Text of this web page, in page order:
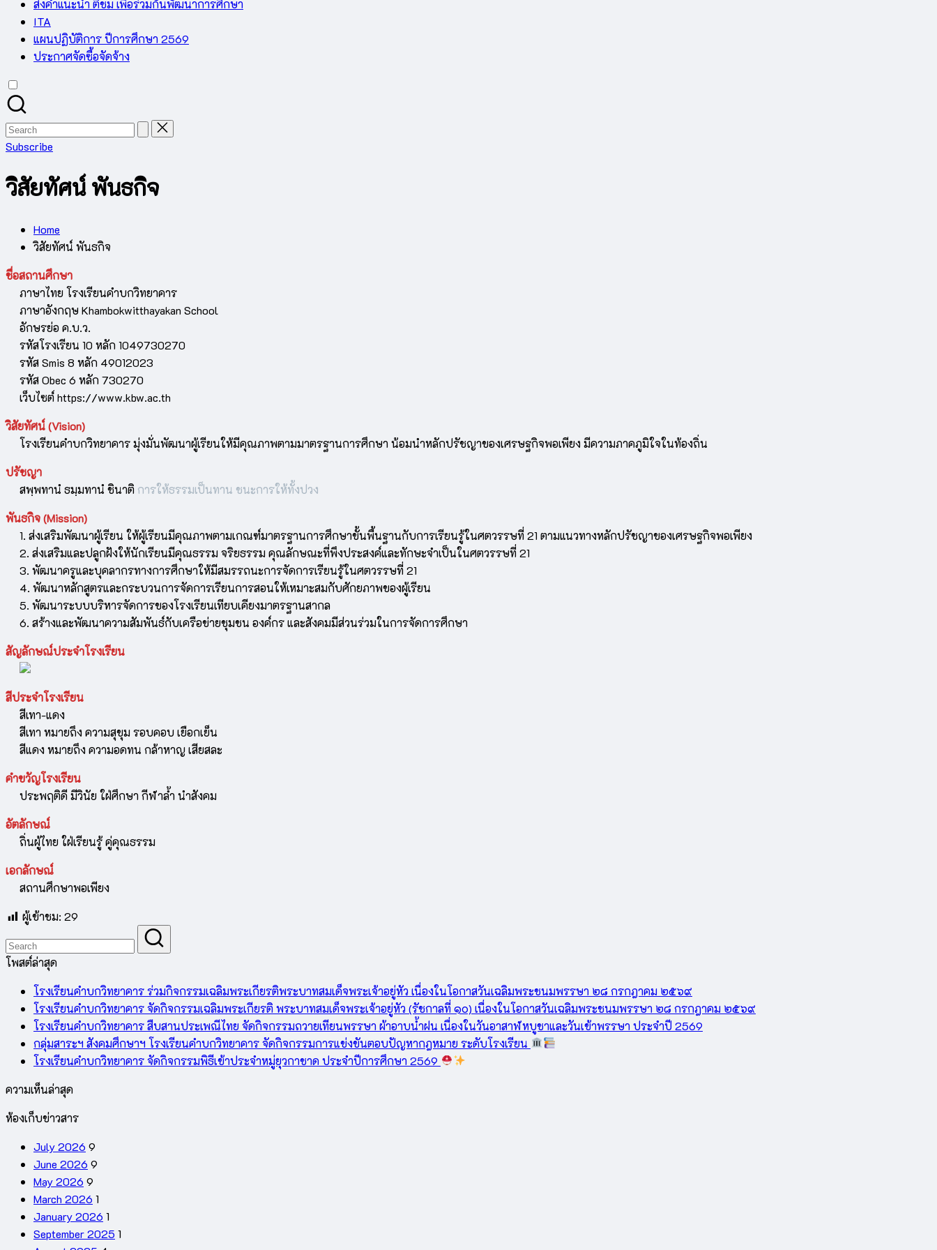
ส่งคำแนะนำ ติชม เพื่อร่วมกันพัฒนาการศึกษา
ITA
แผนปฏิบัติการ ปีการศึกษา 2569
ประกาศจัดซื้อจัดจ้าง
Search
for:
Subscribe
วิสัยทัศน์ พันธกิจ
Home
วิสัยทัศน์ พันธกิจ
ชื่อสถานศึกษา
ภาษาไทย โรงเรียนคำบกวิทยาคาร
ภาษาอังกฤษ Khambokwitthayakan School
อักษรย่อ ค.บ.ว.
รหัสโรงเรียน 10 หลัก 1049730270
รหัส Smis 8 หลัก 49012023
รหัส Obec 6 หลัก 730270
เว็บไซต์ https://www.kbw.ac.th
วิสัยทัศน์ (Vision)
โรงเรียนคำบกวิทยาคาร มุ่งมั่นพัฒนาผู้เรียนให้มีคุณภาพตามมาตรฐานการศึกษา น้อมนำหลักปรัชญาของเศรษฐกิจพอเพียง มีความภาคภูมิใจในท้องถิ่น
ปรัชญา
สพฺพทานํ ธมฺมทานํ ชินาติ การให้ธรรมเป็นทาน ชนะการให้ทั้งปวง
พันธกิจ (Mission)
1. ส่งเสริมพัฒนาผู้เรียน ให้ผู้เรียนมีคุณภาพตามเกณฑ์มาตรฐานการศึกษาขั้นพื้นฐานกับการเรียนรู้ในศตวรรษที่ 21 ตามแนวทางหลักปรัชญาของเศรษฐกิจพอเพียง
2. ส่งเสริมและปลูกฝังให้นักเรียนมีคุณธรรม จริยธรรม คุณลักษณะที่พึงประสงค์และทักษะจำเป็นในศตวรรษที่ 21
3. พัฒนาครูและบุคลากรทางการศึกษาให้มีสมรรถนะการจัดการเรียนรู้ในศตวรรษที่ 21
4. พัฒนาหลักสูตรและกระบวนการจัดการเรียนการสอนให้เหมาะสมกับศักยภาพของผู้เรียน
5. พัฒนาระบบบริหารจัดการของโรงเรียนเทียบเคียงมาตรฐานสากล
6. สร้างและพัฒนาความสัมพันธ์กับเครือข่ายชุมชน องค์กร และสังคมมีส่วนร่วมในการจัดการศึกษา
สัญลักษณ์ประจำโรงเรียน
สีประจำโรงเรียน
สีเทา-แดง
สีเทา หมายถึง ความสุขุม รอบคอบ เยือกเย็น
สีแดง หมายถึง ความอดทน กล้าหาญ เสียสละ
คำขวัญโรงเรียน
ประพฤติดี มีวินัย ใฝ่ศึกษา กีฬาล้ำ นำสังคม
อัตลักษณ์
ถิ่นผู้ไทย ใฝ่เรียนรู้ คู่คุณธรรม
เอกลักษณ์
สถานศึกษาพอเพียง
ผู้เข้าชม: 29
โพสต์ล่าสุด
โรงเรียนคำบกวิทยาคาร ร่วมกิจกรรมเฉลิมพระเกียรติพระบาทสมเด็จพระเจ้าอยู่หัว เนื่องในโอกาสวันเฉลิมพระชนมพรรษา ๒๘ กรกฎาคม ๒๕๖๙
โรงเรียนคำบกวิทยาคาร จัดกิจกรรมเฉลิมพระเกียรติ พระบาทสมเด็จพระเจ้าอยู่หัว (รัชกาลที่ ๑๐) เนื่องในโอกาสวันเฉลิมพระชนมพรรษา ๒๘ กรกฎาคม ๒๕๖๙
โรงเรียนคำบกวิทยาคาร สืบสานประเพณีไทย จัดกิจกรรมถวายเทียนพรรษา ผ้าอาบน้ำฝน เนื่องในวันอาสาฬหบูชาและวันเข้าพรรษา ประจำปี 2569
กลุ่มสาระฯ สังคมศึกษาฯ โรงเรียนคำบกวิทยาคาร จัดกิจกรรมการแข่งขันตอบปัญหากฎหมาย ระดับโรงเรียน
โรงเรียนคำบกวิทยาคาร จัดกิจกรรมพิธีเข้าประจำหมู่ยุวกาชาด ประจำปีการศึกษา 2569
ความเห็นล่าสุด
ห้องเก็บข่าวสาร
July 2026 9
June 2026 9
May 2026 9
March 2026 1
January 2026 1
September 2025 1